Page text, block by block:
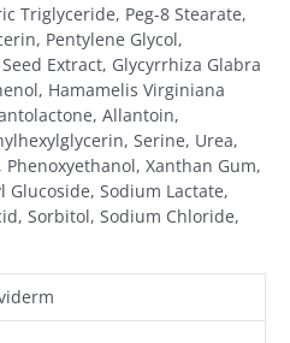
Triglyceride, Peg-8 Stearate,
Pentylene Glycol,
Extract, Glycyrrhiza Glabra
Hamamelis Virginiana
Allantoin,
Serine, Urea,
Xanthan Gum,
Glucoside, Sodium Lactate,
Sorbitol, Sodium Chloride,